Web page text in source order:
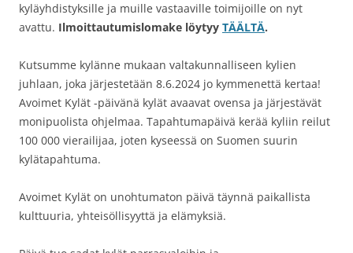
kyläyhdistyksille ja muille vastaaville toimijoille on nyt
avattu. Ilmoittautumislomake löytyy TÄÄLTÄ.
Kutsumme kylänne mukaan valtakunnalliseen kylien
juhlaan, joka järjestetään 8.6.2024 jo kymmenettä kertaa!
Avoimet Kylät -päivänä kylät avaavat ovensa ja järjestävät
monipuolista ohjelmaa. Tapahtumapäivä kerää kyliin reilut
100 000 vierailijaa, joten kyseessä on Suomen suurin
kylätapahtuma.
Avoimet Kylät on unohtumaton päivä täynnä paikallista
kulttuuria, yhteisöllisyyttä ja elämyksiä.